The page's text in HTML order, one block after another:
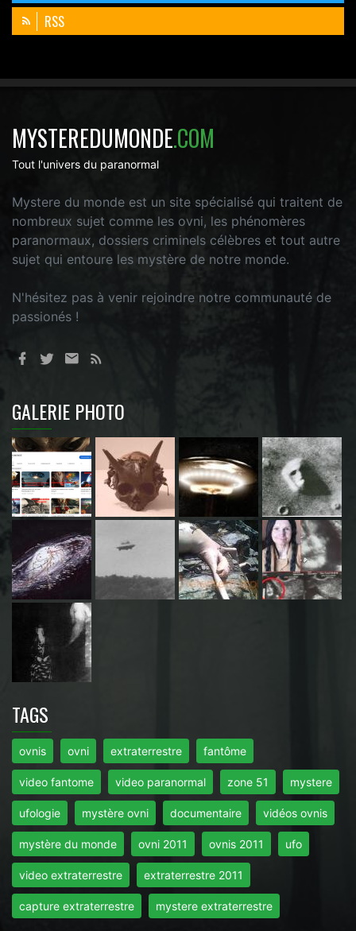
RSS
MYSTEREDUMONDE.COM
Tout l'univers du paranormal
Mystere du monde est un site spécialisé qui traitent de
nombreux sujet comme les ovni, les phénomères
paranormaux, dossiers criminels célèbres et tout autre
sujet qui entoure les mystère de notre monde.
N'hésitez pas à venir rejoindre notre communauté de
passionés !
GALERIE PHOTO
TAGS
ovnis ovni extraterrestre fantôme
video fantome video paranormal zone 51 mystere
ufologie mystère ovni documentaire vidéos ovnis
mystère du monde ovni 2011 ovnis 2011 ufo
video extraterrestre extraterrestre 2011
capture extraterrestre mystere extraterrestre